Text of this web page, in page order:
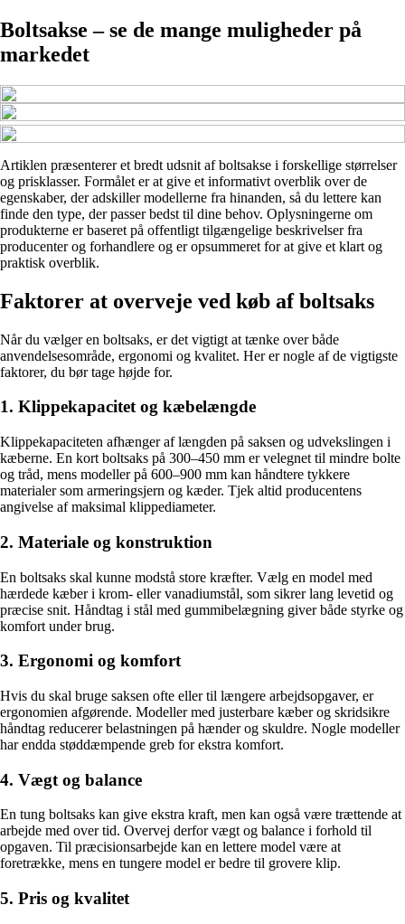
Boltsakse – se de mange muligheder på
markedet
Artiklen præsenterer et bredt udsnit af boltsakse i forskellige størrelser
og prisklasser. Formålet er at give et informativt overblik over de
egenskaber, der adskiller modellerne fra hinanden, så du lettere kan
finde den type, der passer bedst til dine behov. Oplysningerne om
produkterne er baseret på offentligt tilgængelige beskrivelser fra
producenter og forhandlere og er opsummeret for at give et klart og
praktisk overblik.
Faktorer at overveje ved køb af boltsaks
Når du vælger en boltsaks, er det vigtigt at tænke over både
anvendelsesområde, ergonomi og kvalitet. Her er nogle af de vigtigste
faktorer, du bør tage højde for.
1. Klippekapacitet og kæbelængde
Klippekapaciteten afhænger af længden på saksen og udvekslingen i
kæberne. En kort boltsaks på 300–450 mm er velegnet til mindre bolte
og tråd, mens modeller på 600–900 mm kan håndtere tykkere
materialer som armeringsjern og kæder. Tjek altid producentens
angivelse af maksimal klippediameter.
2. Materiale og konstruktion
En boltsaks skal kunne modstå store kræfter. Vælg en model med
hærdede kæber i krom- eller vanadiumstål, som sikrer lang levetid og
præcise snit. Håndtag i stål med gummibelægning giver både styrke og
komfort under brug.
3. Ergonomi og komfort
Hvis du skal bruge saksen ofte eller til længere arbejdsopgaver, er
ergonomien afgørende. Modeller med justerbare kæber og skridsikre
håndtag reducerer belastningen på hænder og skuldre. Nogle modeller
har endda støddæmpende greb for ekstra komfort.
4. Vægt og balance
En tung boltsaks kan give ekstra kraft, men kan også være trættende at
arbejde med over tid. Overvej derfor vægt og balance i forhold til
opgaven. Til præcisionsarbejde kan en lettere model være at
foretrække, mens en tungere model er bedre til grovere klip.
5. Pris og kvalitet